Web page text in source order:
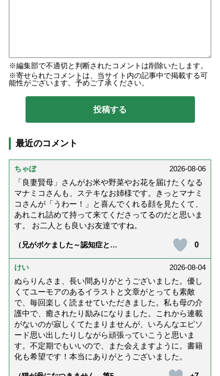
編集部で不適切と判断されたコメントは削除いたします。
寄せられたコメントは、当サイト内の記事中で掲載する可
能性がございます。予めご了承ください。
最近のコメント
ちゃぼ
2026-08-06
「良妻賢母」さんがお米や野菜やお花を届けたくなる
マナミコさんも、ステキなお姉様です。きっとマナミ
コさんが「うわー！」と喜んでくれる顔を見たくて、
あれこれ詰めて持って来てくださってるのだと思いま
す。 お二人とも良いお友達ですね。
（兄がボケました～認知症と介
達』が届きました」）
0
けい
2026-08-04
ぬらりんさま、長い間ありがとうございました。優し
くてユーモアのあるイラストと文章がとっても素敵
で、毎回楽しく読ませていただきました。私も母の介
護中で、癒されたり励みになりました。これから連載
がないのが寂しくてたまりませんが、いろんなエピソ
ード思い出したりしながら頑張っていこうと思いま
す。不定期でもいいので、また会えますように。書籍
化も希望です！本当にありがとうございました。